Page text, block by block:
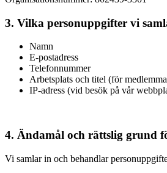
3. Vilka personuppgifter vi
Namn
E-postadress
Telefonnummer
Arbetsplats och titel (för
IP-adress (vid besök på vår
4. Ändamål och rättslig grund
Vi samlar in och behandlar